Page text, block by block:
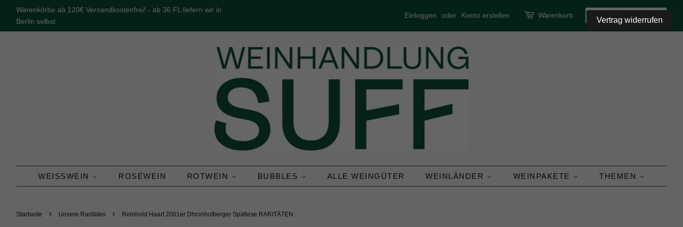
Warenkörbe ab 120€ Versandkostenfrei! - ab 36 FL liefern wir in
Berlin selbst
Einloggen oder Konto erstellen Warenkorb SUCHEN
WEISSWEIN ROSÉWEIN ROTWEIN BUBBLES ALLE WEINGÜTER WEINLÄNDER WEINPAKETE THEMEN
Startseite › Unsere Raritäten › Reinhold Haart 2001er Dhronhofberger Spätlese RARITÄTEN
Vertrag widerrufen